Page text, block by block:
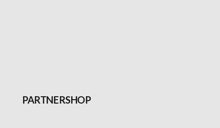
PARTNERSHOP